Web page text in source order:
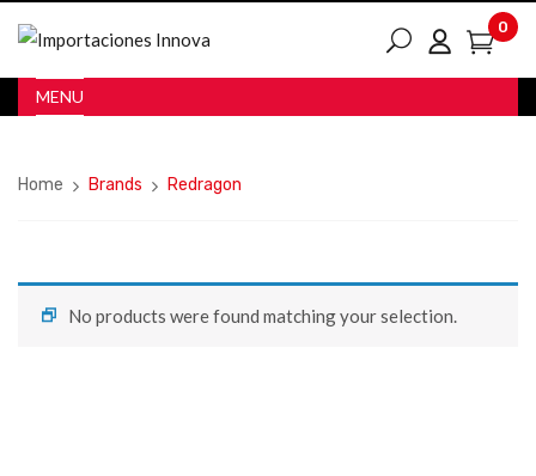
0
MENU
Home Brands Redragon
No products were found matching your selection.